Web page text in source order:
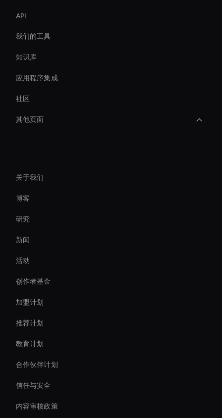
API
我们的工具
知识库
应用程序集成
社区
其他页面
AI 视频背景去除器
Holographic Virtual Assistant
Live Cam Ai Avatar
Virtual Assistant For Business
Ai Avatar For Business
交互式阿凡达 AI 解决方案
关于我们
博客
研究
新闻
活动
创作者基金
加盟计划
推荐计划
教育计划
合作伙伴计划
信任与安全
内容审核政策